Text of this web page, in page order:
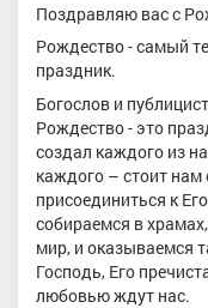
Поздравляю вас с
Рождество - самый
праздник.
Богослов и
Рождество - это
создал каждого из
каждого – стоит нам
присоединиться к
собираемся в
мир, и оказываемся
Господь, Его
любовью ждут нас.